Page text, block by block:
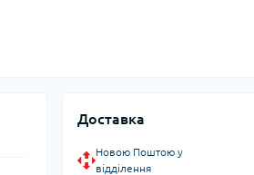
Доставка
Новою Поштою у
відділення